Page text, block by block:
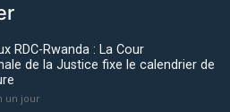
RDC-Rwanda : La Cour
de la Justice fixe le calendrier de
un jour